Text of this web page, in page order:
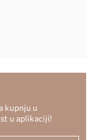
kupnju u
u aplikaciji!